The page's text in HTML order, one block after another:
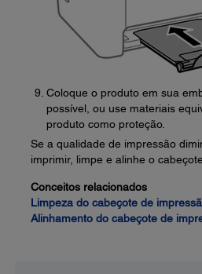
Coloque o produto em sua
possível, ou use materiais
produto como proteção.
Se a qualidade de impressão
imprimir, limpe e alinhe o
Conceitos relacionados
Limpeza do cabeçote de
Alinhamento do cabeçote de